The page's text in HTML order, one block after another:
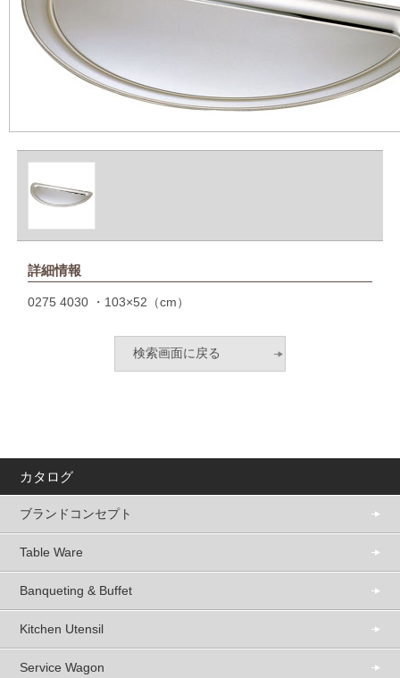
詳細情報
0275 4030 ・103×52（cm）
カタログ
ブランドコンセプト
Table Ware
Banqueting & Buffet
Kitchen Utensil
Service Wagon